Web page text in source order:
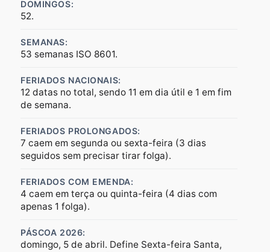
DOMINGOS:
52.
SEMANAS:
53 semanas ISO 8601.
FERIADOS NACIONAIS:
12 datas no total, sendo 11 em dia útil e 1 em fim
de semana.
FERIADOS PROLONGADOS:
7 caem em segunda ou sexta-feira (3 dias
seguidos sem precisar tirar folga).
FERIADOS COM EMENDA:
4 caem em terça ou quinta-feira (4 dias com
apenas 1 folga).
PÁSCOA 2026:
domingo, 5 de abril. Define Sexta-feira Santa,